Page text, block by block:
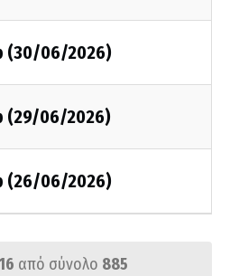
(30/06/2026)
(29/06/2026)
(26/06/2026)
από σύνολο 885